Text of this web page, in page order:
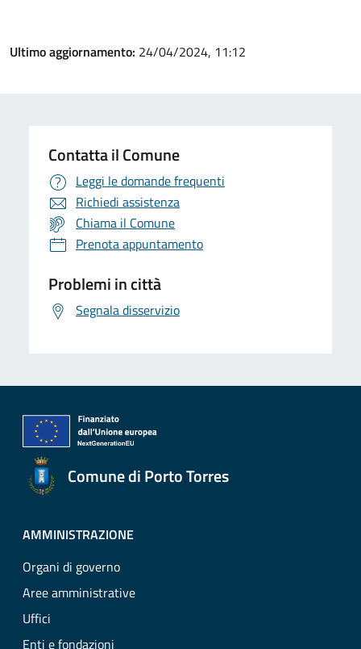
Ultimo aggiornamento: 24/04/2024, 11:12
Contatta il Comune
Leggi le domande frequenti
Richiedi assistenza
Chiama il Comune
Prenota appuntamento
Problemi in città
Segnala disservizio
Comune di Porto Torres
AMMINISTRAZIONE
Organi di governo
Aree amministrative
Uffici
Enti e fondazioni